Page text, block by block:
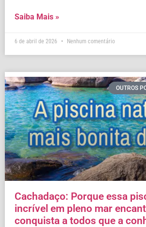
Saiba Mais »
6 de abril de 2026 Nenhum comentário
OUTROS
Cachadaço: Porque essa
incrível em pleno mar
conquista a todos que a